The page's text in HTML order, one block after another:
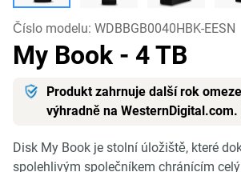
Číslo modelu: WDBBGB0040HBK-EESN
My Book - 4 TB
Produkt zahrnuje další rok
výhradně na WesternDigital.com.
Disk My Book je stolní úložiště, které
spolehlivým společníkem chránícím